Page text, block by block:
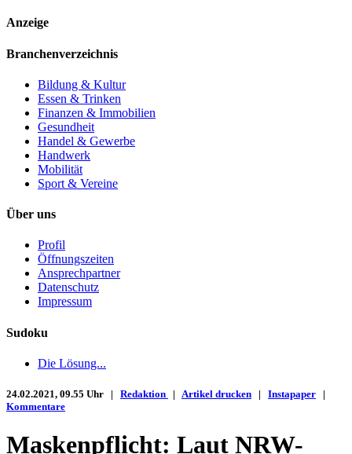
Anzeige
Branchenverzeichnis
Bildung & Kultur
Essen & Trinken
Finanzen & Immobilien
Gesundheit
Handel & Gewerbe
Handwerk
Mobilität
Sport & Vereine
Über uns
Profil
Öffnungszeiten
Ansprechpartner
Datenschutz
Impressum
Sudoku
Die Lösung...
24.02.2021, 09.55 Uhr | Redaktion | Artikel drucken | Instapaper |
Kommentare
Maskenpflicht: Laut NRW-